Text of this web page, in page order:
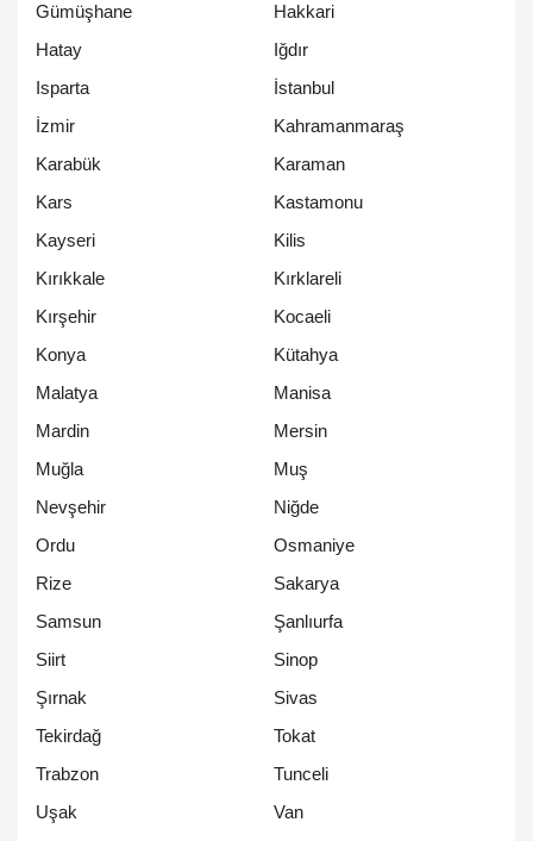
Gümüşhane
Hakkari
Hatay
Iğdır
Isparta
İstanbul
İzmir
Kahramanmaraş
Karabük
Karaman
Kars
Kastamonu
Kayseri
Kilis
Kırıkkale
Kırklareli
Kırşehir
Kocaeli
Konya
Kütahya
Malatya
Manisa
Mardin
Mersin
Muğla
Muş
Nevşehir
Niğde
Ordu
Osmaniye
Rize
Sakarya
Samsun
Şanlıurfa
Siirt
Sinop
Şırnak
Sivas
Tekirdağ
Tokat
Trabzon
Tunceli
Uşak
Van